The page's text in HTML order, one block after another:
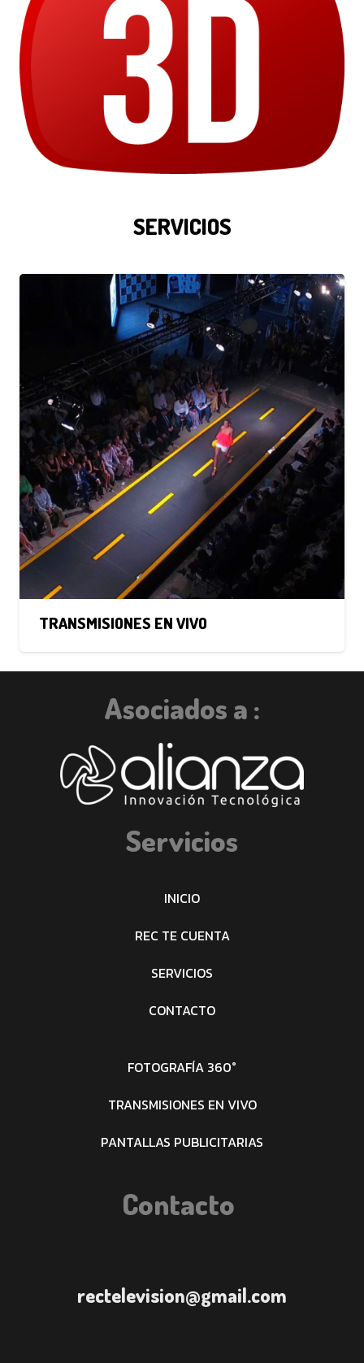
SERVICIOS
TRANSMISIONES EN VIVO
Asociados a :
Servicios
INICIO
REC TE CUENTA
SERVICIOS
CONTACTO
FOTOGRAFÍA 360°
TRANSMISIONES EN VIVO
PANTALLAS PUBLICITARIAS
Contacto
rectelevision@gmail.com